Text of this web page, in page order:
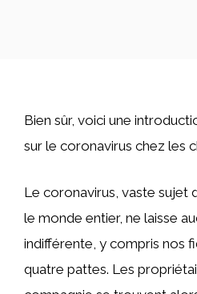
Bien sûr, voici une
sur le coronavirus chez les
Le coronavirus, vaste sujet
le monde entier, ne laisse
indifférente, y compris nos
quatre pattes. Les